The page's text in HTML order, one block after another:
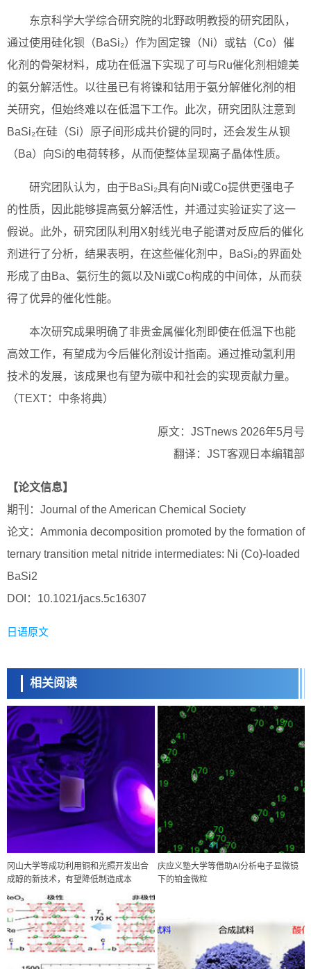
东京科学大学综合研究院的北野政明教授的研究团队，
通过使用硅化钡（BaSi₂）作为固定镍（Ni）或钴（Co）催
化剂的骨架材料，成功在低温下实现了可与Ru催化剂相媲美
的氨分解活性。以往虽已有将镍和钴用于氨分解催化剂的相
关研究，但始终难以在低温下工作。此次，研究团队注意到
BaSi₂在硅（Si）原子间形成共价键的同时，还会发生从钡
（Ba）向Si的电荷转移，从而使整体呈现离子晶体性质。
研究团队认为，由于BaSi₂具有向Ni或Co提供更强电子
的性质，因此能够提高氨分解活性，并通过实验证实了这一
假说。此外，研究团队利用X射线光电子能谱对反应后的催化
剂进行了分析，结果表明，在这些催化剂中，BaSi₂的界面处
形成了由Ba、氨衍生的氮以及Ni或Co构成的中间体，从而获
得了优异的催化性能。
本次研究成果明确了非贵金属催化剂即使在低温下也能
高效工作，有望成为今后催化剂设计指南。通过推动氢利用
技术的发展，该成果也有望为碳中和社会的实现贡献力量。
（TEXT：中条将典）
原文：JSTnews 2026年5月号
翻译：JST客观日本编辑部
【论文信息】
期刊：Journal of the American Chemical Society
论文：Ammonia decomposition promoted by the formation of
ternary transition metal nitride intermediates: Ni (Co)-loaded
BaSi2
DOI：10.1021/jacs.5c16307
日语原文
相关阅读
冈山大学等成功利用铜和光照开发出合
成醇的新技术，有望降低制造成本
庆应义塾大学等借助AI分析电子显微镜
下的铂金微粒